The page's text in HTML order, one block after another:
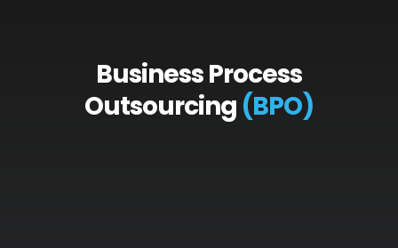
Business Process
Outsourcing (BPO)